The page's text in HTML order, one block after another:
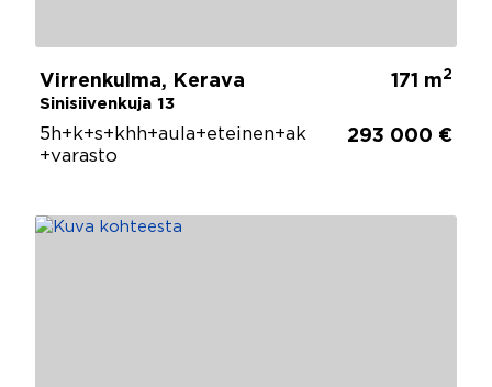
Virrenkulma, Kerava
Sinisiivenkuja 13
171 m2
5h+k+s+khh+aula+eteinen+ak
+varasto
293 000 €